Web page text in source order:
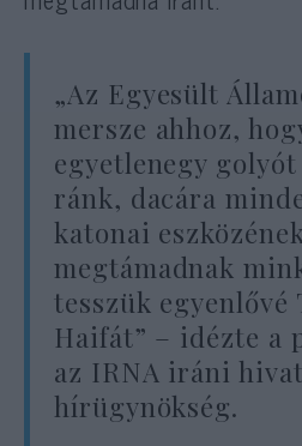
„Az Egyesült
mersze ahhoz,
egyetlenegy
ránk, dacára
katonai
megtámadnak
tesszük egyenlővé
Haifát” – idézte a
az IRNA iráni
hírügynökség.